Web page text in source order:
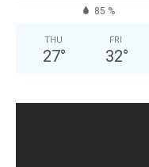
85 %
THU
27°
FRI
32°